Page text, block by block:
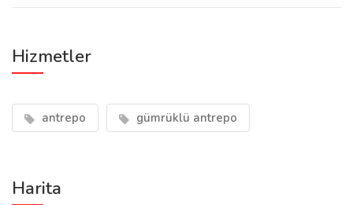
Hizmetler
antrepo gümrüklü antrepo
Harita